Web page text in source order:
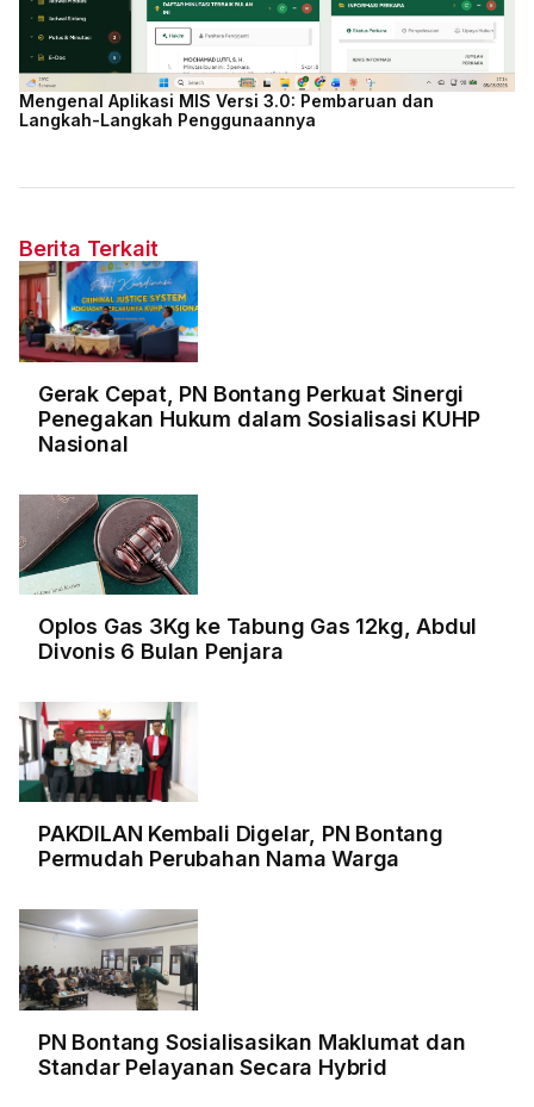
Mengenal Aplikasi MIS Versi 3.0: Pembaruan dan
Langkah-Langkah Penggunaannya
Berita Terkait
Gerak Cepat, PN Bontang Perkuat Sinergi
Penegakan Hukum dalam Sosialisasi KUHP
Nasional
Oplos Gas 3Kg ke Tabung Gas 12kg, Abdul
Divonis 6 Bulan Penjara
PAKDILAN Kembali Digelar, PN Bontang
Permudah Perubahan Nama Warga
PN Bontang Sosialisasikan Maklumat dan
Standar Pelayanan Secara Hybrid